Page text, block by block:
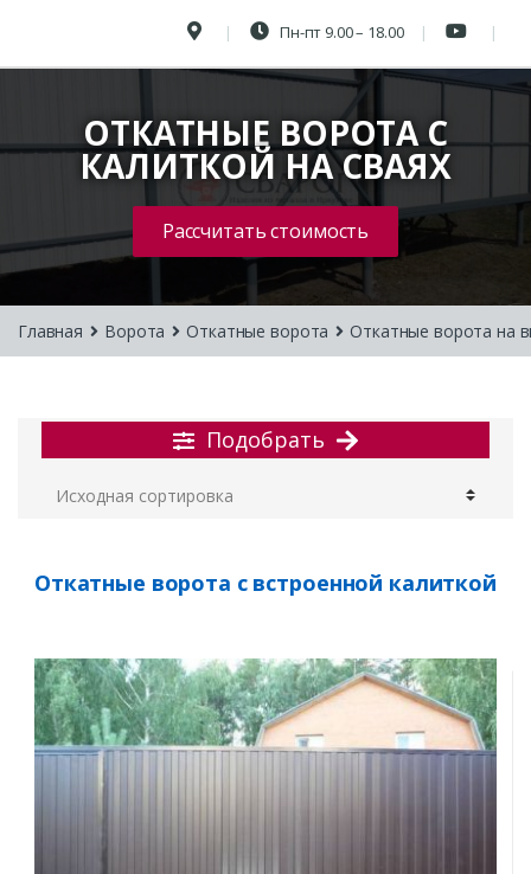
Пн-пт 9.00 – 18.00
ОТКАТНЫЕ ВОРОТА С
КАЛИТКОЙ НА СВАЯХ
Рассчитать стоимость
Главная Ворота Откатные ворота Откатные ворота на
Подобрать
Откатные ворота с встроенной калиткой